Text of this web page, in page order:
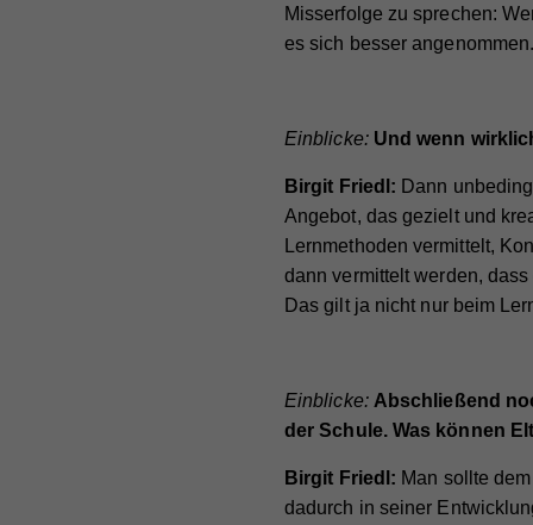
Misserfolge zu sprechen:
es sich besser angenommen.
Einblicke: Und wenn
Birgit Friedl: Dann
Angebot, das gezielt und
Lernmethoden vermittelt,
dann vermittelt werden,
Das gilt ja nicht nur beim
Einblicke: Abschließend
der Schule. Was können
Birgit Friedl: Man sollte
dadurch in seiner